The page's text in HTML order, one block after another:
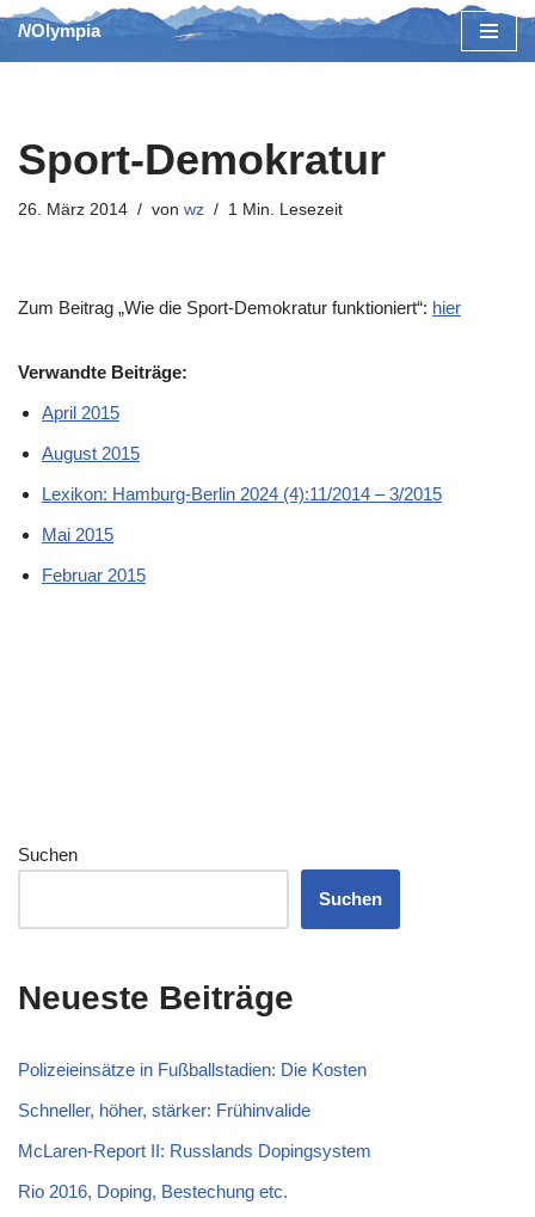
Zum
NOlympia
Sport-Demokratur
26. März 2014 von wz 1 Min. Lesezeit
Zum Beitrag „Wie die Sport-Demokratur funktioniert“: hier
Verwandte Beiträge:
April 2015
August 2015
Lexikon: Hamburg-Berlin 2024 (4):11/2014 – 3/2015
Mai 2015
Februar 2015
Suchen
Suchen
Neueste Beiträge
Polizeieinsätze in Fußballstadien: Die Kosten
Schneller, höher, stärker: Frühinvalide
McLaren-Report II: Russlands Dopingsystem
Rio 2016, Doping, Bestechung etc.